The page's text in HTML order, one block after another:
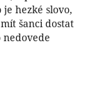
hezké slovo,
šanci dostat
nedovede